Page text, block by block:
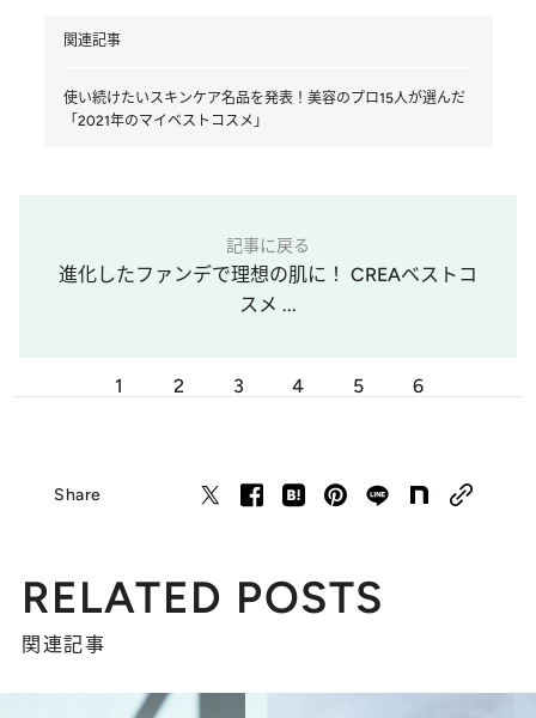
関連記事
使い続けたいスキンケア名品を発表！美容のプロ15人が選んだ
「2021年のマイベストコスメ」
記事に戻る
進化したファンデで理想の肌に！ CREAベストコ
スメ ...
1 2 3 4 5 6
Share
RELATED POSTS
関連記事